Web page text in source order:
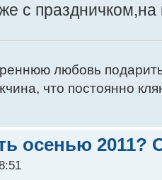
с
любовь
что постоянно
осенью 2011?